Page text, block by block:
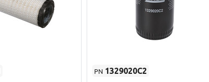
PN 1329020C2